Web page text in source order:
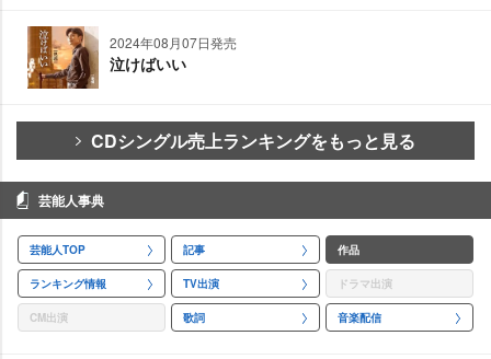
2024年08月07日発売
泣けばいい
CDシングル売上ランキングをもっと見る
芸能人事典
芸能人TOP 記事 作品
ランキング情報 TV出演 ドラマ出演
CM出演 歌詞 音楽配信